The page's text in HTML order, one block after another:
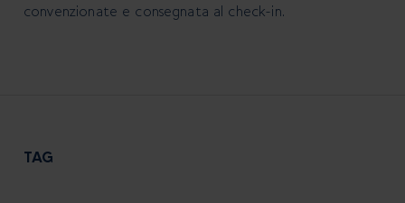
convenzionate e consegnata al check-in.
TAG